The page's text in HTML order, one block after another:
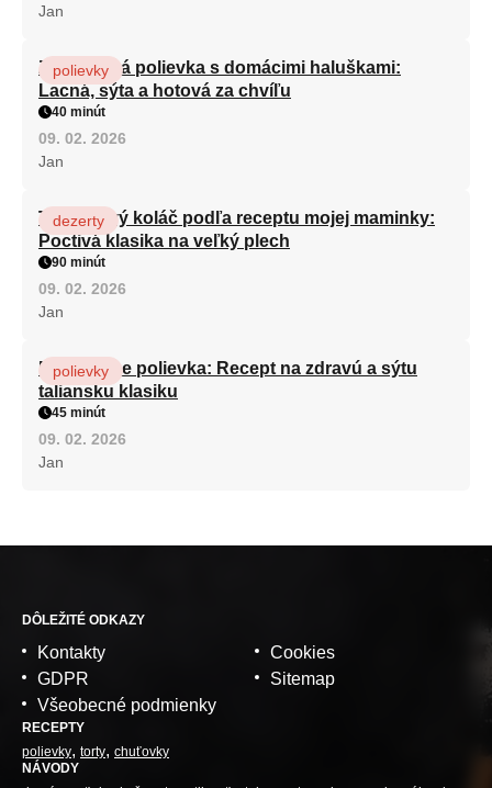
Jan
Zeleninová polievka s domácimi haluškami:
Lacná, sýta a hotová za chvíľu
polievky
40 minút
09. 02. 2026
Jan
Tvarohový koláč podľa receptu mojej maminky:
Poctivá klasika na veľký plech
dezerty
90 minút
09. 02. 2026
Jan
Minestrone polievka: Recept na zdravú a sýtu
taliansku klasiku
polievky
45 minút
09. 02. 2026
Jan
DÔLEŽITÉ ODKAZY
Kontakty
GDPR
Všeobecné podmienky
Cookies
Sitemap
RECEPTY
polievky torty chuťovky
NÁVODY